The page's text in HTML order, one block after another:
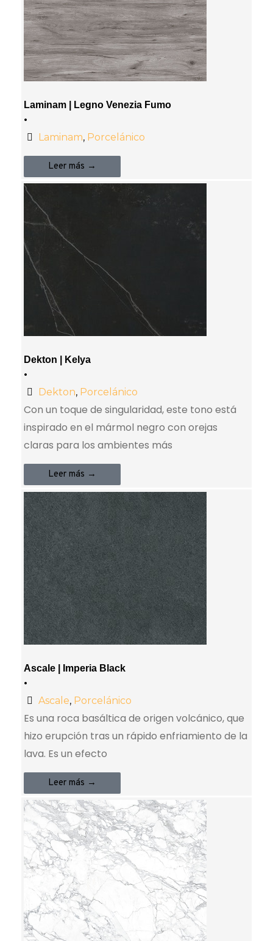
Laminam | Legno Venezia Fumo
•
Laminam, Porcelánico
Leer más →
Dekton | Kelya
•
Dekton, Porcelánico
Con un toque de singularidad, este tono está
inspirado en el mármol negro con orejas
claras para los ambientes más
Leer más →
Ascale | Imperia Black
•
Ascale, Porcelánico
Es una roca basáltica de origen volcánico, que
hizo erupción tras un rápido enfriamiento de la
lava. Es un efecto
Leer más →